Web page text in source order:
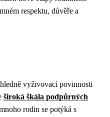
respektu, důvěře a
vyživovací povinnosti
široká škála podpůrných
rodin se potýká s